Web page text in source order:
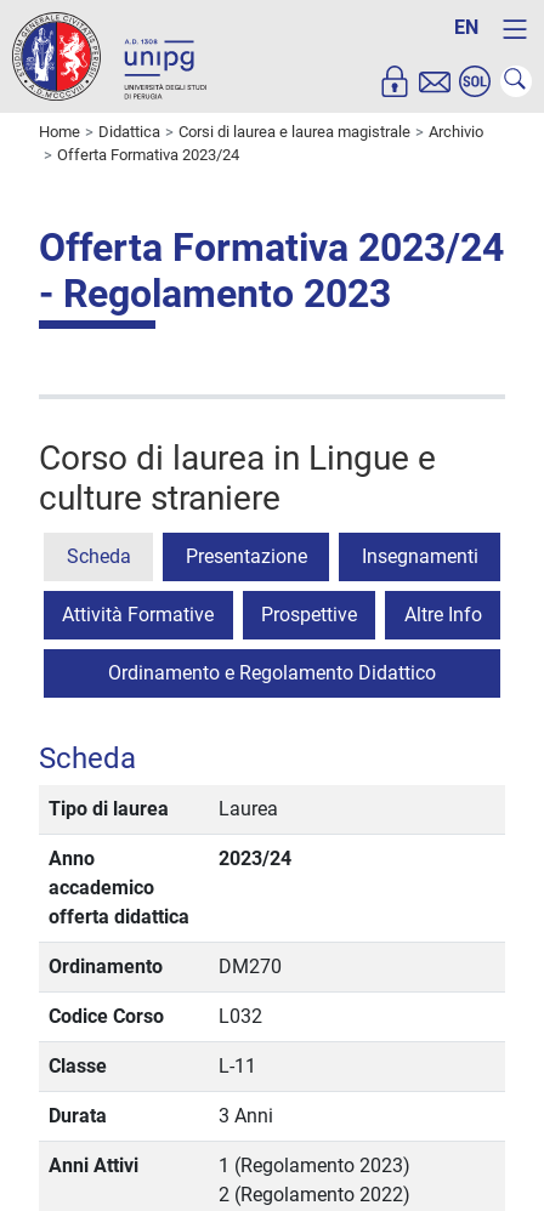
EN
Home Didattica Corsi di laurea e laurea magistrale
Archivio
Offerta Formativa 2023/24
Offerta Formativa 2023/24
- Regolamento 2023
Corso di laurea in Lingue e
culture straniere
Scheda Presentazione Insegnamenti
Attività Formative Prospettive Altre Info
Ordinamento e Regolamento Didattico
Scheda
Tipo di laurea Laurea
Anno
accademico
offerta didattica
2023/24
Ordinamento DM270
Codice Corso L032
Classe L-11
Durata 3 Anni
Anni Attivi
1 (Regolamento 2023)
2 (Regolamento 2022)